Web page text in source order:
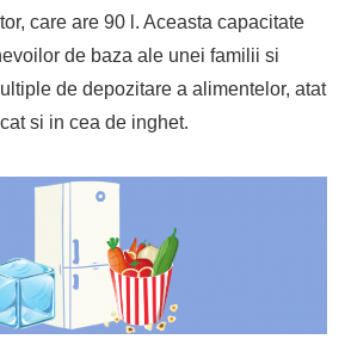
care are 90 l. Aceasta capacitate
de baza ale unei familii si
de depozitare a alimentelor, atat
si in cea de inghet.